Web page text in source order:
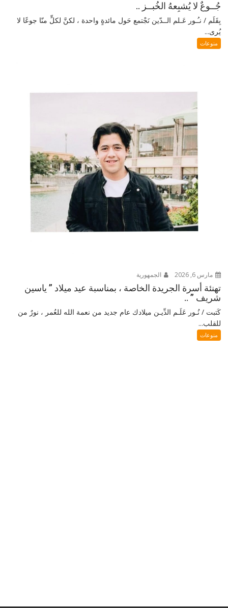
جُــوعٌ لا يُشبِعهُ الخُبــز ..
بِقَلَم / نـُـور عَـلم الــدّين نَجْتمع حَول مائدةٍ واحدة ، لكنَّ لكلٍّ منّا جوعًا لا
يُرى...
منوعات
مارس 6, 2026 الجمهورية
تهنئة أسرة الجريدة الخاصة ، بمناسبة عيد ميلاد ” ياسين
شريف ” ..
كَتبت / نُـور عَلَـم الدِّيـن ميلادك عام جديد من نعمة الله للعُمر ، نورٌ من
للقلب...
منوعات